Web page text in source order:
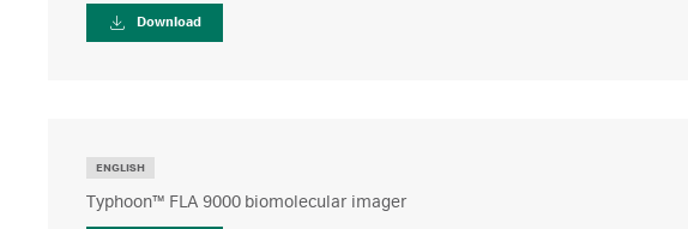
Download
ENGLISH
Typhoon™ FLA 9000 biomolecular imager